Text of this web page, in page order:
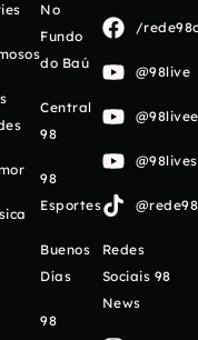
No
Fundo
do Baú
Central
98
98
Esportes
Buenos
Días
98
/
@98live
Redes
Sociais 98
News